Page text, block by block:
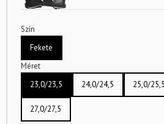
Szín
Fekete
Méret
23,0/23,5
24,0/24,5 25,0/25,5
27,0/27,5